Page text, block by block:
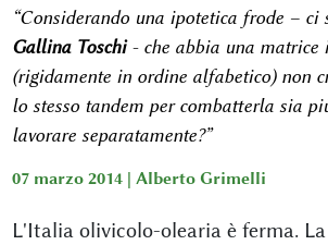
“Considerando una ipotetica frode – ci
Gallina Toschi- che abbia una matrice
(rigidamente in ordine alfabetico) non
lo stesso tandem per combatterla sia
lavorare separatamente?”
07 marzo 2014 | Alberto Grimelli
L'Italia olivicolo-olearia è ferma.